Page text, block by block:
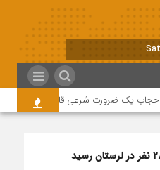
حجاب یک ضرورت شرعی قانونی و همه در